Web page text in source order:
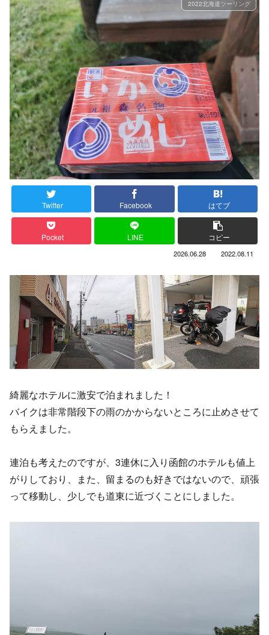
2022北海道ツーリング
Twitter Facebook はてブ
Pocket LINE コピー
2026.06.28 2022.08.11
綺麗なホテルに激安で泊まれました！
バイクは非常階段下の雨のかからないところに止めさせて
もらえました。
連泊も考えたのですが、3連休に入り函館のホテルも値上
がりしており、また、留まるのも好きではないので、頑張
って移動し、少しでも道東に近づくことにしました。